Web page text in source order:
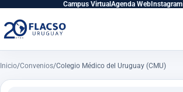
contenido
principal
contenido
Campus VirtualAgenda WebInstagram
Inicio/Convenios/Colegio Médico del Uruguay (CMU)